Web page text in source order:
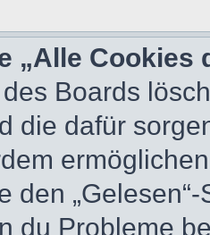
„Alle
Boards
die dafür
den
du Probleme